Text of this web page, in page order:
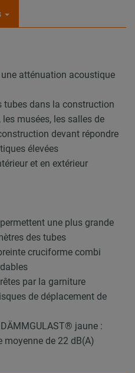
atténuation acoustique
tubes dans la construction
musées, les salles de
devant répondre
élevées
et en extérieur
une plus grande
des tubes
cruciforme combi
par la garniture
de déplacement de
jaune :
de 22 dB(A)